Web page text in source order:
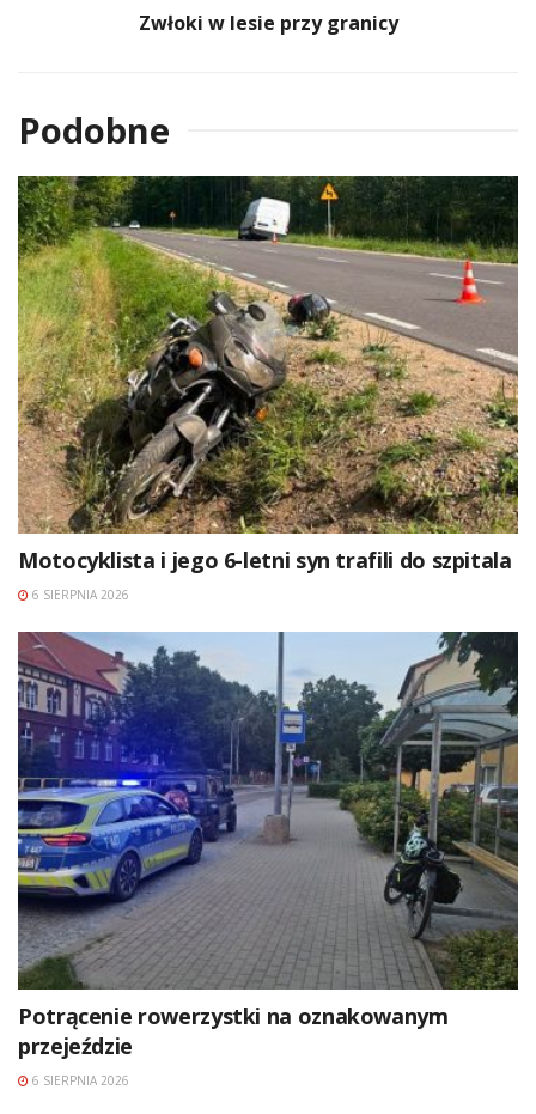
Zwłoki w lesie przy granicy
Podobne
Motocyklista i jego 6-letni syn trafili do szpitala
6 SIERPNIA 2026
Potrącenie rowerzystki na oznakowanym
przejeździe
6 SIERPNIA 2026